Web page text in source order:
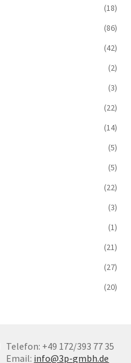
(18)
(86)
(42)
(2)
(3)
(22)
(14)
(5)
(5)
(22)
(3)
(1)
(21)
(27)
(20)
Telefon: +49 172/393 77 35
Email: info@3p-gmbh.de